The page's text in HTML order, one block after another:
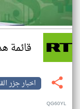
قائمة
اخبار جزر
QG60YL